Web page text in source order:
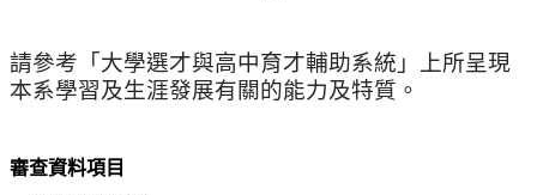
請參考「大學選才與高中育才輔助系統」上所呈現
本系學習及生涯發展有關的能力及特質。
審查資料項目